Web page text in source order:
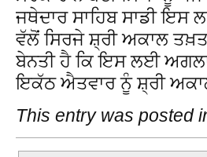
ਜਥੇਦਾਰ ਸਾਹਿਬ ਸਾਡੀ ਇਸ
ਵੱਲੋਂ ਸਿਰਜੇ ਸ਼੍ਰੀ ਅਕਾਲ ਤਖ਼ਤ
ਬੇਨਤੀ ਹੈ ਕਿ ਇਸ ਲਈ
ਇਕੱਠ ਐਤਵਾਰ ਨੂੰ ਸ਼੍ਰੀ
This entry was posted